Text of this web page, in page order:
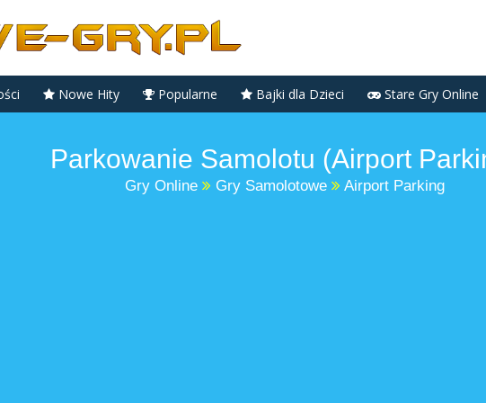
Nowe Hity Popularne Bajki dla Dzieci Stare Gry Online
Parkowanie Samolotu (Airport
Gry Online Gry Samolotowe Airport Parking